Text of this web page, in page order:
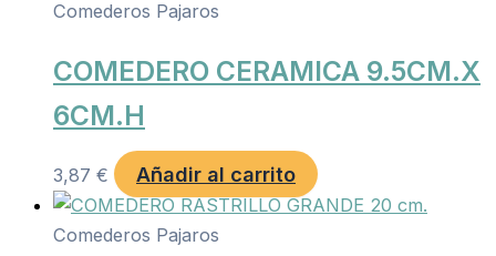
Comederos Pajaros
COMEDERO CERAMICA 9.5CM.X
6CM.H
3,87 € Añadir al carrito
Comederos Pajaros